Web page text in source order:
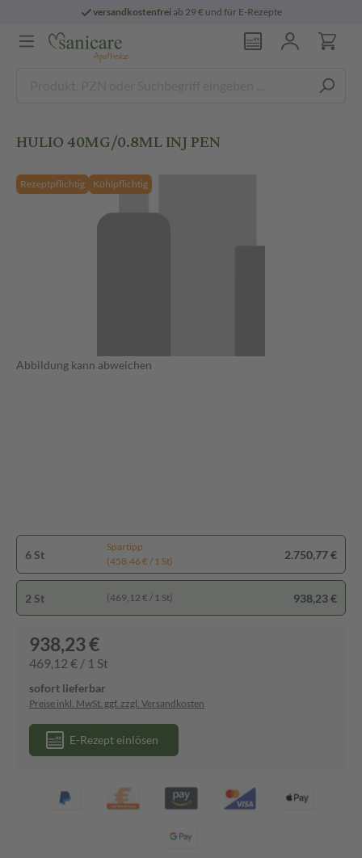
versandkostenfreiab 29 € und für E-Rezepte
HULIO 40MG/0.8ML INJ PEN
Rezeptpflichtig Kühlpflichtig
Abbildung kann abweichen
6 St
Spartipp
(458,46 € / 1 St)
2.750,77 €
2 St (469,12 € / 1 St) 938,23 €
938,23 €
469,12 € / 1 St
sofort lieferbar
Preise inkl. MwSt. ggf. zzgl. Versandkosten
E-Rezept einlösen